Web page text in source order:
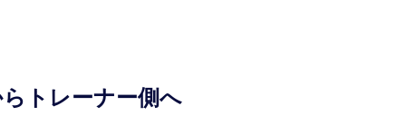
トレーナー側へ